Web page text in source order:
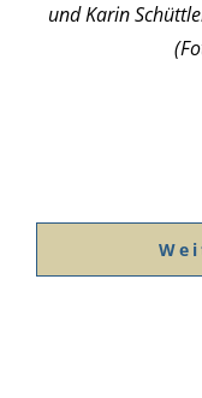
und Karin